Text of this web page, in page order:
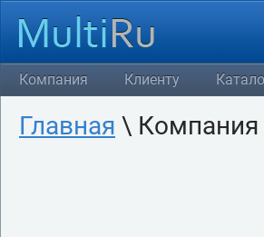
Компания Клиенту
Главная \ Компания